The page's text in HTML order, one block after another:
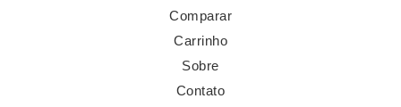
Comparar
Carrinho
Sobre
Contato